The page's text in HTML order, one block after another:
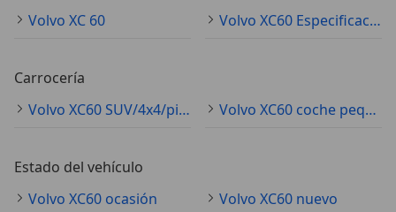
Volvo XC 60
Volvo XC60 Especificaciones técnicas
Carrocería
Volvo XC60 SUV/4x4/pickup
Volvo XC60 coche pequeño
Estado del vehículo
Volvo XC60 ocasión
Volvo XC60 nuevo